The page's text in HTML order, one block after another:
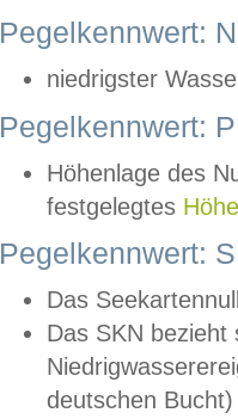
Pegelkennwert:
niedrigster
Pegelkennwert:
Höhenlage des
festgelegtes
Pegelkennwert:
Das
Das SKN
deutschen